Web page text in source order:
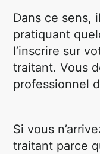
Dans ce sens,
pratiquant
l’inscrire sur
traitant. Vous
professionnel
Si vous
traitant parce